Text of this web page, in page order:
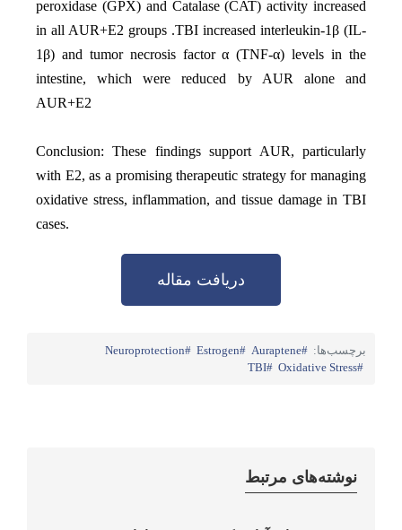
peroxidase (GPX) and Catalase (CAT) activity increased
in all AUR+E2 groups .TBI increased interleukin-1β (IL-
1β) and tumor necrosis factor α (TNF-α) levels in the
intestine, which were reduced by AUR alone and
AUR+E2
Conclusion: These findings support AUR, particularly
with E2, as a promising therapeutic strategy for managing
oxidative stress, inflammation, and tissue damage in TBI
cases.
دریافت مقاله
برچسب‌ها: Auraptene
Estrogen
Neuroprotection
Oxidative Stress
TBI
نوشته‌های مرتبط